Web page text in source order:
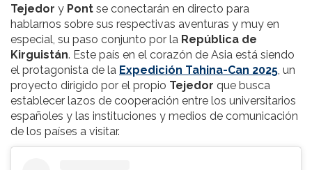
Tejedor y Pont se conectarán en directo para
hablarnos sobre sus respectivas aventuras y muy en
especial, su paso conjunto por la República de
Kirguistán. Este país en el corazón de Asia está siendo
el protagonista de la Expedición Tahina-Can 2025, un
proyecto dirigido por el propio Tejedor que busca
establecer lazos de cooperación entre los universitarios
españoles y las instituciones y medios de comunicación
de los países a visitar.